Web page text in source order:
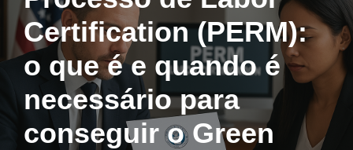
Certification (PERM):
o que é e quando é
necessário para
conseguir o Green